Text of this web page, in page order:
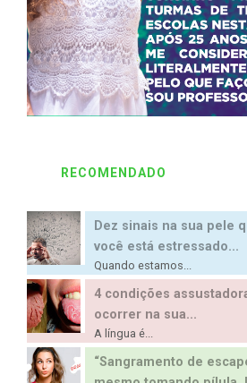
RECOMENDADO
Dez sinais na sua pele
você está estressado...
Quando estamos...
4 condições
ocorrer na sua...
A língua é...
“Sangramento de